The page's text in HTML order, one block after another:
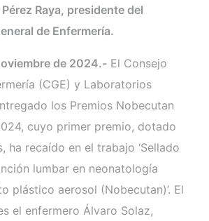
Raya, presidente del
de Enfermería.
de 2024.- El Consejo
(CGE) y Laboratorios
los Premios Nobecutan
cuyo primer premio, dotado
ha recaído en el trabajo ‘Sellado
lumbar en neonatología
plástico aerosol (Nobecutan)’. El
el enfermero Álvaro Solaz,